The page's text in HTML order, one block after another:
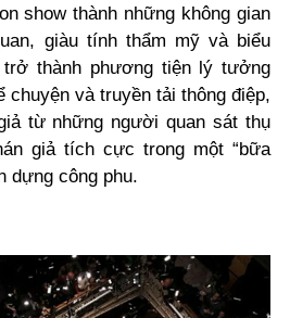
show thành những không gian
giàu tính thẩm mỹ và biểu
trở thành phương tiện lý tưởng
chuyện và truyền tải thông điệp,
từ những người quan sát thụ
giả tích cực trong một “bữa
dựng công phu.